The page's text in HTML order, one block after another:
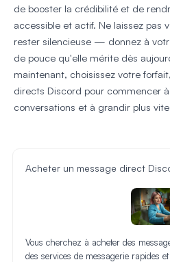
de booster la crédibilité et de
accessible et actif. Ne laissez pas
rester silencieuse — donnez à
de pouce qu'elle mérite dès
maintenant, choisissez votre
directs Discord pour commencer
conversations et à grandir plus
Acheter un message direct
Vous cherchez à acheter des
des services de messagerie rapides